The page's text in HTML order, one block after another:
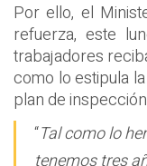
Por ello, el
refuerza, este
trabajadores
como lo estipula
plan de
“Tal como lo
tenemos tres